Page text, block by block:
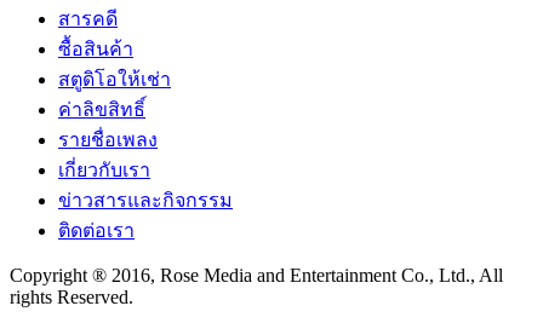
สารคดี
ซื้อสินค้า
สตูดิโอให้เช่า
ค่าลิขสิทธิ์
รายชื่อเพลง
เกี่ยวกับเรา
ข่าวสารและกิจกรรม
ติดต่อเรา
Copyright ® 2016, Rose Media and Entertainment Co., Ltd., All
rights Reserved.